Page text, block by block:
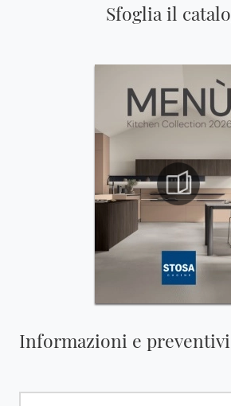
Sfoglia il
Informazioni e preventivi